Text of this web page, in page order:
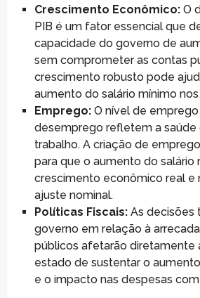
Crescimento Econômico:O
PIB é um fator essencial que
capacidade do governo de
sem comprometer as contas
crescimento robusto pode
aumento do salário mínimo
Emprego:O nível de emprego
desemprego refletem a saúde
trabalho. A criação de
para que o aumento do salário
crescimento econômico real e
ajuste nominal.
Políticas Fiscais:As decisões
governo em relação à
públicos afetarão diretamente
estado de sustentar o
e o impacto nas despesas